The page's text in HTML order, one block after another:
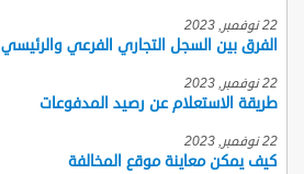
22 نوفمبر, 2023
الفرق بين السجل التجاري الفرعي والرئيسي
22 نوفمبر, 2023
طريقة الاستعلام عن رصيد المدفوعات
22 نوفمبر, 2023
كيف يمكن معاينة موقع المخالفة